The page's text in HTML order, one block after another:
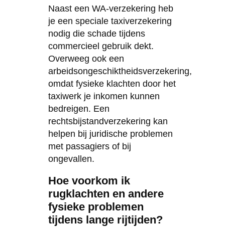
Naast een WA-verzekering heb
je een speciale taxiverzekering
nodig die schade tijdens
commercieel gebruik dekt.
Overweeg ook een
arbeidsongeschiktheidsverzekering,
omdat fysieke klachten door het
taxiwerk je inkomen kunnen
bedreigen. Een
rechtsbijstandverzekering kan
helpen bij juridische problemen
met passagiers of bij
ongevallen.
Hoe voorkom ik
rugklachten en andere
fysieke problemen
tijdens lange rijtijden?